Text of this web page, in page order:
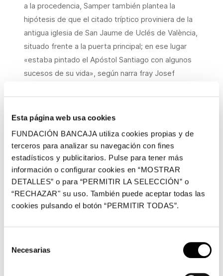
Esta página web usa cookies
FUNDACIÓN BANCAJA utiliza cookies propias y de
terceros para analizar su navegación con fines
estadísticos y publicitarios. Pulse para tener más
información o configurar cookies en “MOSTRAR
DETALLES” o para “PERMITIR LA SELECCIÓN” o
“RECHAZAR" su uso. También puede aceptar todas las
cookies pulsando el botón “PERMITIR TODAS”.
Necesarias
a la procedencia, Samper también plantea la
hipótesis de que el citado tríptico proviniera de la
antigua iglesia de San Jaume de Uclés de València,
situado frente a la puerta principal; en ese lugar
«estaba pintado el Apóstol Santiago con algunos
sucesos de su vida», según narra fray Josef
nuestro entender, tendría más sentido que la tabla
titular fuera la figura del apóstol, con sus atributos,
antes que una escena de la oración en el huerto,
donde su papel es secundario.
Estilísticamente podemos atribuir la tabla objeto
de estudio, y las otras relacionadas, al denominado
Maestro de Alzira, un pintor activo en València
durante la primera mitad del siglo XVI. Debe su
de la Virgen de la iglesia de San Agustín de Alzira,
donde en una de sus tablas, la del rey David, se
consignaba la fecha de 1527. En la citada tabla de